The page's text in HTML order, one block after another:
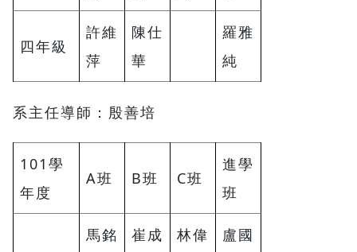
四年級
許維
萍
陳仕
華
羅雅
純
系主任導師：殷善培
101學
年度
A班 B班 C班
進學
班
馬銘
崔成
林偉
盧國